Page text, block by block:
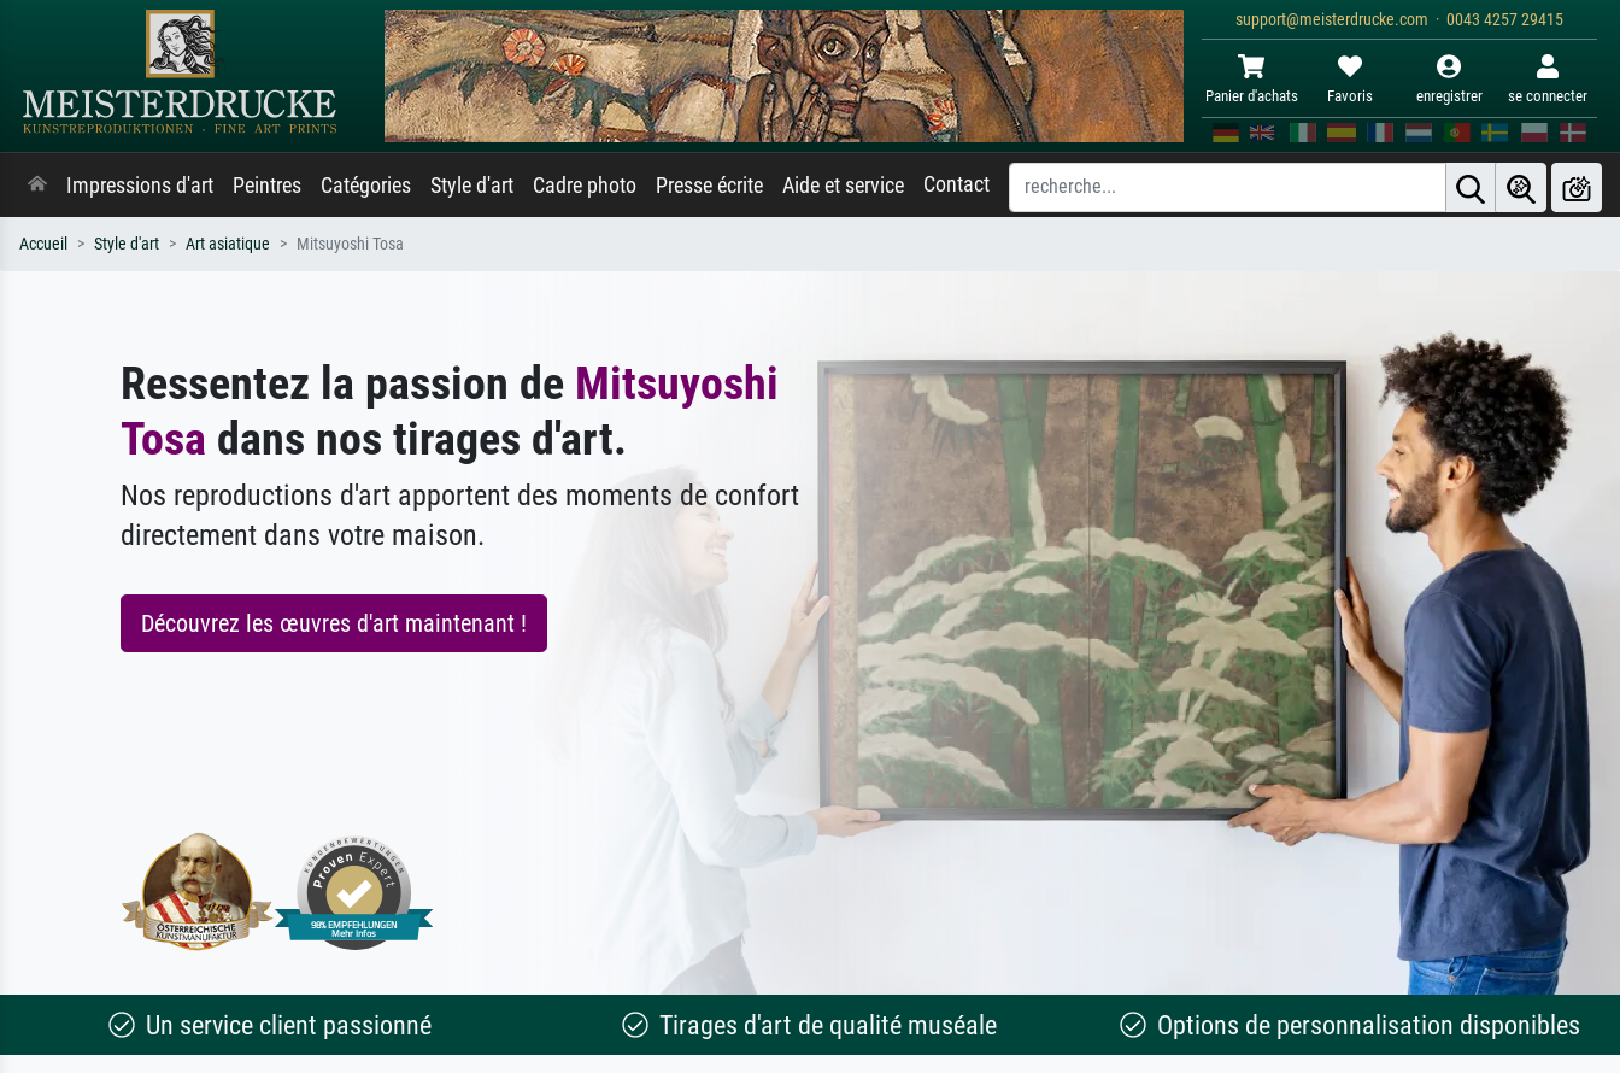
support@meisterdrucke.com · 0043 4257 29415
Panier d'achats Favoris enregistrer se connecter
Impressions d'art Peintres Catégories Style d'art Cadre photo Presse écrite Aide et service Contact
Accueil Style d'art Art asiatique Mitsuyoshi Tosa
Ressentez la passion de Mitsuyoshi
Tosa dans nos tirages d'art.
Nos reproductions d'art apportent des moments de confort
directement dans votre maison.
Découvrez les œuvres d'art maintenant !
Un service client passionné Tirages d'art de qualité muséale Options de personnalisation disponibles